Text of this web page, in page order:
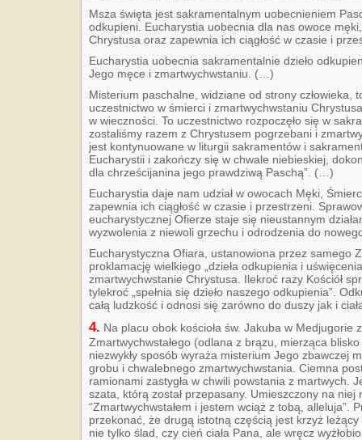
Msza święta jest sakramentalnym uobecnieniem
odkupieni. Eucharystia uobecnia dla nas owoce
Chrystusa oraz zapewnia ich ciągłość w czasie i
Eucharystia uobecnia sakramentalnie dzieło
Jego męce i zmartwychwstaniu. (…)
Misterium paschalne, widziane od strony człowieka,
uczestnictwo w śmierci i zmartwychwstaniu
w wieczności. To uczestnictwo rozpoczęło się w
zostaliśmy razem z Chrystusem pogrzebani i
jest kontynuowane w liturgii sakramentów i
Eucharystii i zakończy się w chwale niebieskiej,
dla chrześcijanina jego prawdziwą Paschą”. (…)
Eucharystia daje nam udział w owocach Męki,
zapewnia ich ciągłość w czasie i przestrzeni.
eucharystycznej Ofierze staje się nieustannym
wyzwolenia z niewoli grzechu i odrodzenia do
Eucharystyczna Ofiara, ustanowiona przez samego
proklamację wielkiego „dzieła odkupienia i
zmartwychwstanie Chrystusa. Ilekroć razy Kościół
tylekroć „spełnia się dzieło naszego odkupienia”.
całą ludzkość i odnosi się zarówno do duszy jak i
4. Na placu obok kościoła św. Jakuba w Medjugorie
Zmartwychwstałego (odlana z brązu, mierząca
niezwykły sposób wyraża misterium Jego zbawczej
grobu i chwalebnego zmartwychwstania. Ciemna
ramionami zastygła w chwili powstania z martwych.
szata, którą został przepasany. Umieszczony na niej
“Zmartwychwstałem i jestem wciąż z tobą, alleluja”.
przekonać, że drugą istotną częścią jest krzyż
nie tylko ślad, czy cień ciała Pana, ale wręcz